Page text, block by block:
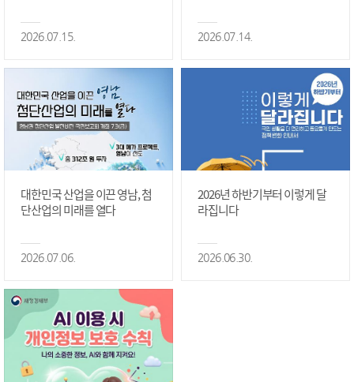
2026.07.15. 2026.07.14.
대한민국 산업을 이끈 영남, 첨
단산업의 미래를 열다
2026.07.06.
2026년 하반기부터 이렇게 달
라집니다
2026.06.30.